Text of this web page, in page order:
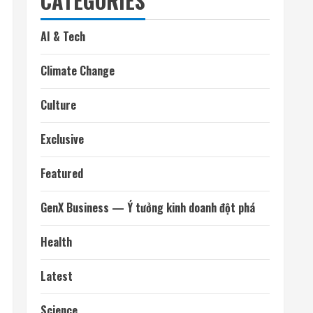
AI & Tech
Climate Change
Culture
Exclusive
Featured
GenX Business — Ý tưởng kinh doanh đột phá
Health
Latest